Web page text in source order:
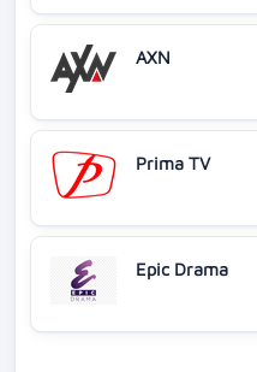
AXN
Prima TV
Epic Drama